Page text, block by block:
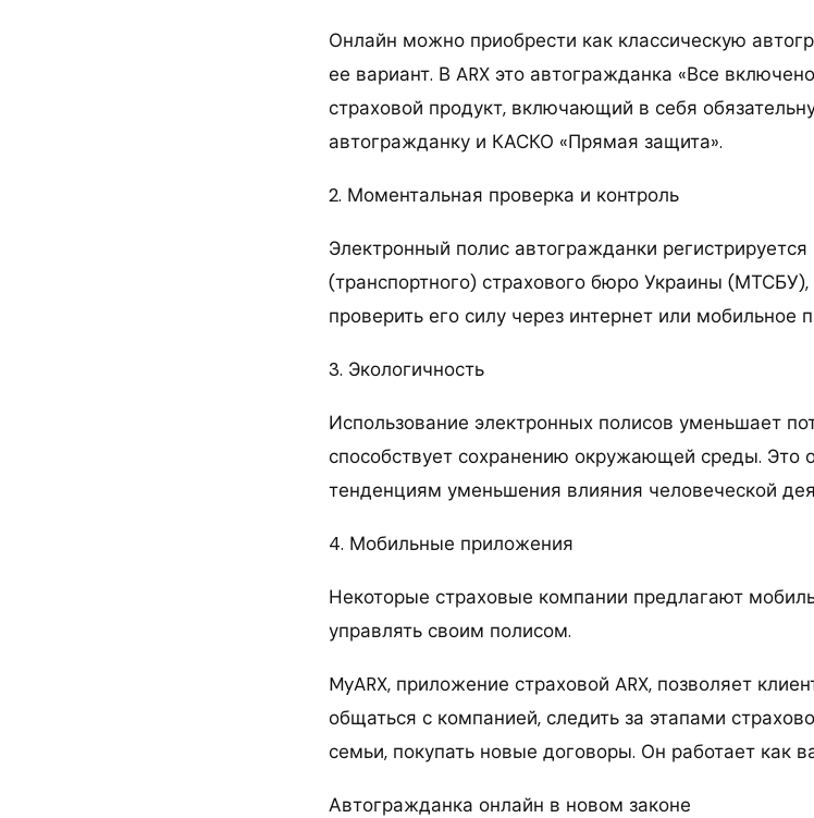
Онлайн можно приобрести как классическую
ее вариант. В ARX это автогражданка «Все
страховой продукт, включающий в себя
автогражданку и КАСКО «Прямая защита».
2. Моментальная проверка и контроль
Электронный полис автогражданки
(транспортного) страхового бюро Украины
проверить его силу через интернет или мобильное
3. Экологичность
Использование электронных полисов уменьшает
способствует сохранению окружающей среды. Это
тенденциям уменьшения влияния человеческой
4. Мобильные приложения
Некоторые страховые компании предлагают
управлять своим полисом.
MyARX, приложение страховой ARX, позволяет
общаться с компанией, следить за этапами
семьи, покупать новые договоры. Он работает как
Автогражданка онлайн в новом законе